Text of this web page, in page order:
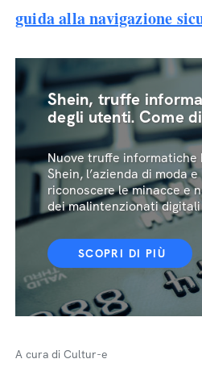
guida alla navigazione
Shein, truffe
degli utenti. Come
Nuove truffe informatiche
Shein, l’azienda di moda
riconoscere le minacce e
dei malintenzionati digitali
SCOPRI DI PIÙ
A cura di Cultur-e